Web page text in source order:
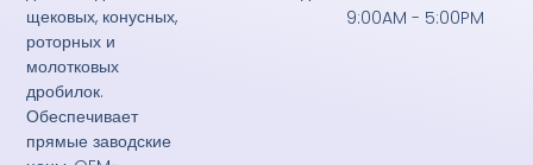
щековых, конусных,
роторных и
молотковых
дробилок.
Обеспечивает
прямые заводские
9:00AM - 5:00PM